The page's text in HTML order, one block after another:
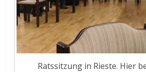
Ratssitzung in Rieste. Hier